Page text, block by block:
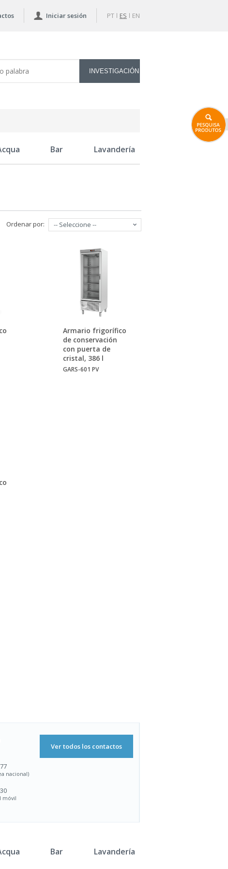
Iniciar sesión PT ES EN
Bar Lavandería
Ordenar por: -- Seleccione --
Armario frigorífico
de conservación
con puerta de
cristal, 386 l
GARS-601 PV
nacional)
móvil
Ver todos los contactos
Bar Lavandería